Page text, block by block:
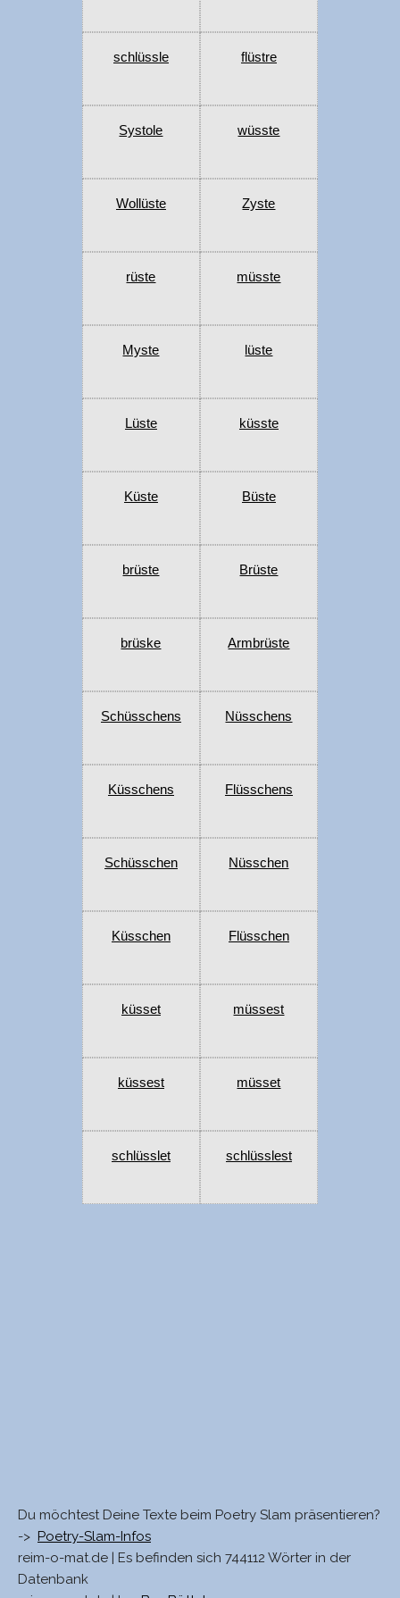
schlüssle flüstre
Systole wüsste
Wollüste Zyste
rüste müsste
Myste lüste
Lüste küsste
Küste Büste
brüste Brüste
brüske Armbrüste
Schüsschens Nüsschens
Küsschens Flüsschens
Schüsschen Nüsschen
Küsschen Flüsschen
küsset müssest
küssest müsset
schlüsslet schlüsslest
Du möchtest Deine Texte beim Poetry Slam präsentieren?
-> Poetry-Slam-Infos
reim-o-mat.de | Es befinden sich 744112 Wörter in der
Datenbank